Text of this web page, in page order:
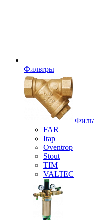
Фильтры
FAR
Itap
Oventrop
Stout
TIM
VALTEC